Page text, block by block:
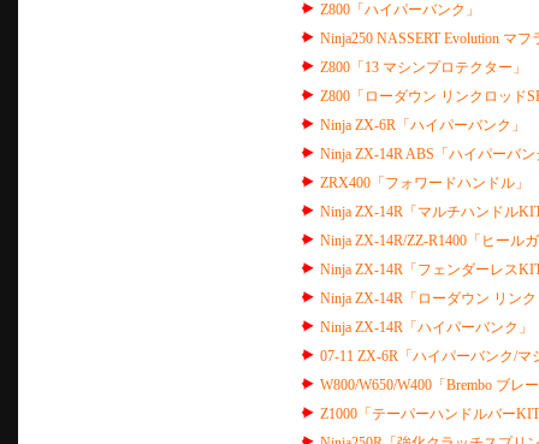
Z800「ハイパーバンク」
Ninja250 NASSERT Evolution マ
Z800「13 マシンプロテクター」
Z800「ローダウン リンクロッド
Ninja ZX-6R「ハイパーバンク」
Ninja ZX-14R ABS「ハイパーバン
ZRX400「フォワードハンドル」
Ninja ZX-14R「マルチハンドル
Ninja ZX-14R/ZZ-R1400「ヒール
Ninja ZX-14R「フェンダーレス
Ninja ZX-14R「ローダウン リン
Ninja ZX-14R「ハイパーバンク」
07-11 ZX-6R「ハイパーバンク/マ
W800/W650/W400「Brembo ブレ
Z1000「テーパーハンドルバー